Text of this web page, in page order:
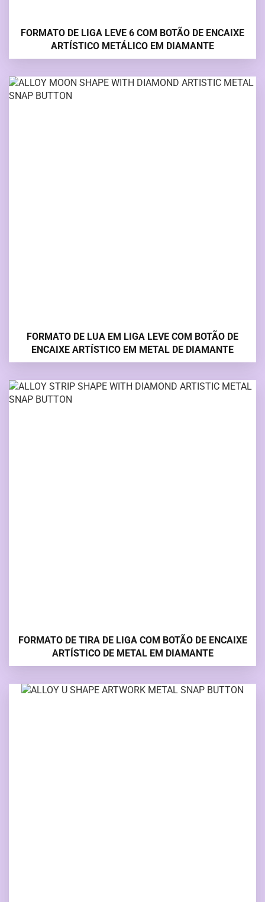
FORMATO DE LIGA LEVE 6 COM BOTÃO DE ENCAIXE
ARTÍSTICO METÁLICO EM DIAMANTE
FORMATO DE LUA EM LIGA LEVE COM BOTÃO DE
ENCAIXE ARTÍSTICO EM METAL DE DIAMANTE
FORMATO DE TIRA DE LIGA COM BOTÃO DE ENCAIXE
ARTÍSTICO DE METAL EM DIAMANTE